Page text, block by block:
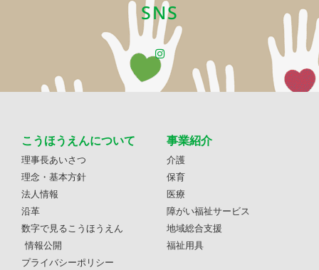
SNS
こうほうえんについて
理事長あいさつ
理念・基本方針
法人情報
沿革
数字で見るこうほうえん
情報公開
プライバシーポリシー
事業紹介
介護
保育
医療
障がい福祉サービス
地域総合支援
福祉用具